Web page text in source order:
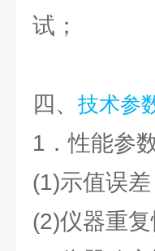
试；
四、 技术参
1．性能参
(1)示值误
(2)仪器重